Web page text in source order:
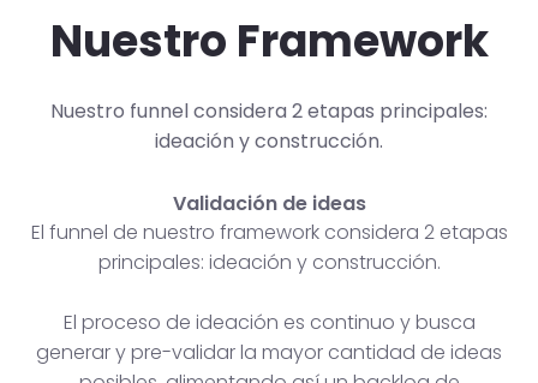
Nuestro Framework
Nuestro funnel considera 2 etapas principales:
ideación y construcción.
Validación de ideas
El funnel de nuestro framework considera 2 etapas
principales: ideación y construcción.
El proceso de ideación es continuo y busca
generar y pre-validar la mayor cantidad de ideas